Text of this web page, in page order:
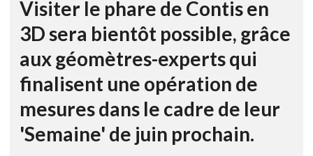
Visiter le phare de Contis en
3D sera bientôt possible, grâce
aux géomètres-experts qui
finalisent une opération de
mesures dans le cadre de leur
'Semaine' de juin prochain.